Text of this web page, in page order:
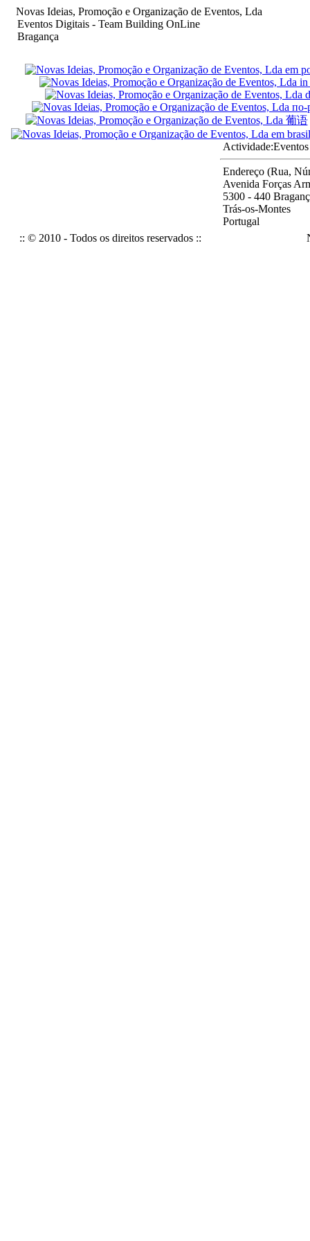
Novas Ideias, Promoção e Organização de Eventos, Lda
Eventos Digitais - Team Building OnLine
Bragança
Actividade:
Endereço (Rua,
Avenida Forças
5300 - 440
Trás-os-Montes
Portugal
:: © 2010 - Todos os direitos reservados ::